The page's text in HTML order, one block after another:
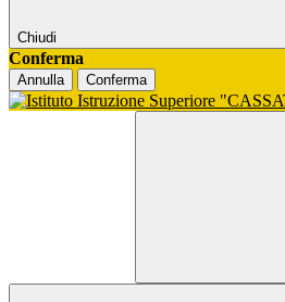
Chiudi
Conferma
Annulla Conferma